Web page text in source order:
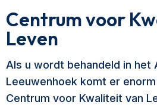
Centrum voor
Leven
Als u wordt behandeld in het
Leeuwenhoek komt er
Centrum voor Kwaliteit van